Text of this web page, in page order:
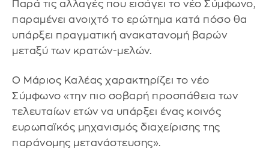
Παρά τις αλλαγές που εισάγει το νέο Σύμφωνο,
παραμένει ανοιχτό το ερώτημα κατά πόσο θα
υπάρξει πραγματική ανακατανομή βαρών
μεταξύ των κρατών-μελών.
Ο Μάριος Καλέας χαρακτηρίζει το νέο
Σύμφωνο «την πιο σοβαρή προσπάθεια των
τελευταίων ετών να υπάρξει ένας κοινός
ευρωπαϊκός μηχανισμός διαχείρισης της
παράνομης μετανάστευσης».